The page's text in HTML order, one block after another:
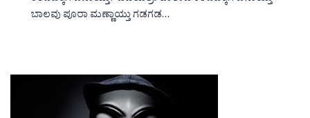
ಬಾಲವು ಪೂರಾ ಮಣ್ಣಾಯ್ತು ಗಡಗಡ…